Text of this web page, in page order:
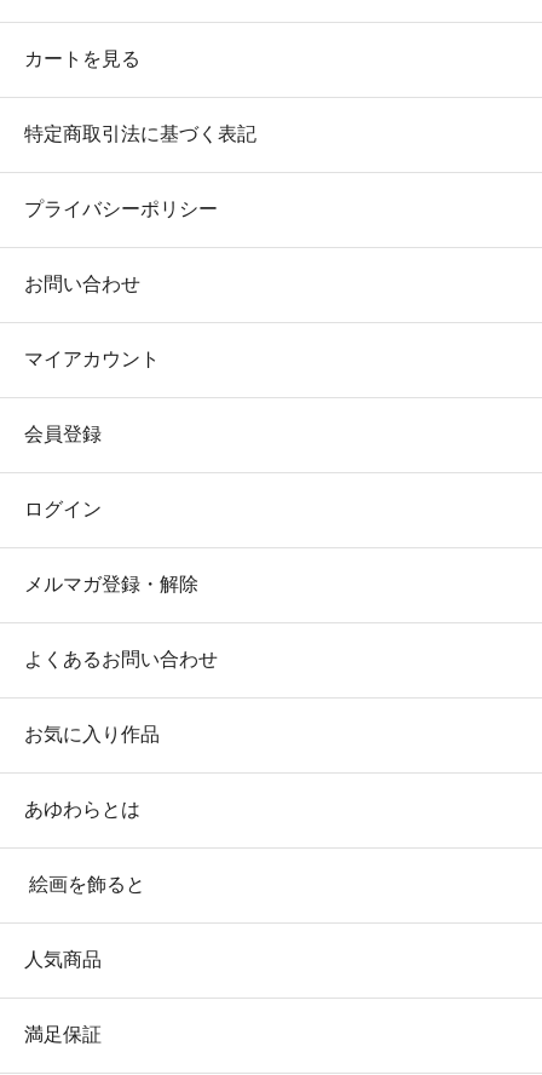
カートを見る
特定商取引法に基づく表記
プライバシーポリシー
お問い合わせ
マイアカウント
会員登録
ログイン
メルマガ登録・解除
よくあるお問い合わせ
お気に入り作品
あゆわらとは
絵画を飾ると
人気商品
満足保証